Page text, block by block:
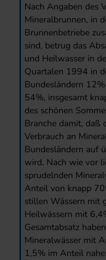
Nach Angaben des
Mineralbrunnen, in
Brunnenbetriebe
sind, betrug das
und Heilwasser in
Quartalen 1994 in
Bundesländern
54%, insgesamt
des schönen
Branche damit, daß
Verbrauch an
Bundesländern auf
wird. Nach wie vor
sprudelnden
Anteil von knapp
stillen Wässern mit
Heilwässern mit
Gesamtabsatz
Mineralwässer mit
1,5% im Anteil